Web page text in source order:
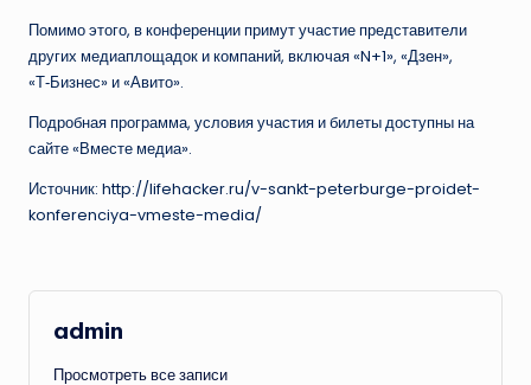
Помимо этого, в конференции примут участие представители
других медиаплощадок и компаний, включая «N+1», «Дзен»,
«Т‑Бизнес» и «Авито».
Подробная программа, условия участия и билеты доступны на
сайте «Вместе медиа».
Источник: http://lifehacker.ru/v-sankt-peterburge-proidet-
konferenciya-vmeste-media/
admin
Просмотреть все записи